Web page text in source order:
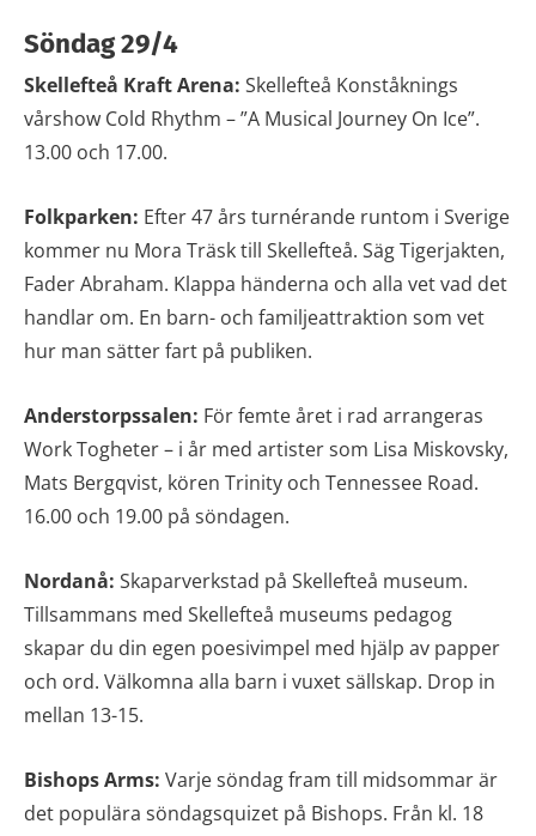
Söndag 29/4
Skellefteå Kraft Arena: Skellefteå Konståknings
vårshow Cold Rhythm – ”A Musical Journey On Ice”.
13.00 och 17.00.
Folkparken: Efter 47 års turnérande runtom i Sverige
kommer nu Mora Träsk till Skellefteå. Säg Tigerjakten,
Fader Abraham. Klappa händerna och alla vet vad det
handlar om. En barn- och familjeattraktion som vet
hur man sätter fart på publiken.
Anderstorpssalen: För femte året i rad arrangeras
Work Togheter – i år med artister som Lisa Miskovsky,
Mats Bergqvist, kören Trinity och Tennessee Road.
16.00 och 19.00 på söndagen.
Nordanå: Skaparverkstad på Skellefteå museum.
Tillsammans med Skellefteå museums pedagog
skapar du din egen poesivimpel med hjälp av papper
och ord. Välkomna alla barn i vuxet sällskap. Drop in
mellan 13-15.
Bishops Arms: Varje söndag fram till midsommar är
det populära söndagsquizet på Bishops. Från kl. 18